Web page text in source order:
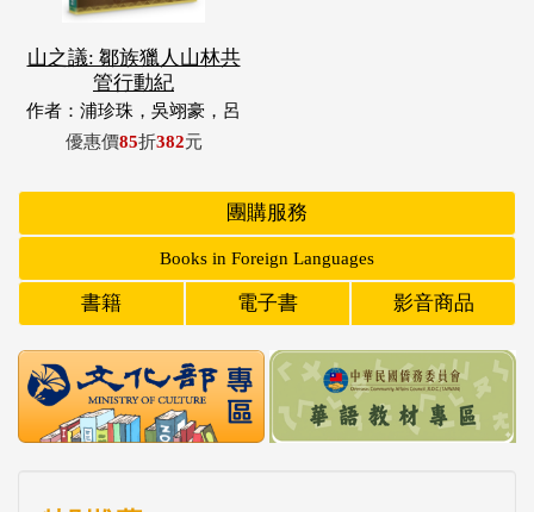
山之議: 鄒族獵人山林共
管行動紀
作者：浦珍珠，吳翊豪，呂
翊齊，張惠東，許玉青，王
優惠價85折382元
團購服務
Books in Foreign Languages
書籍 電子書 影音商品